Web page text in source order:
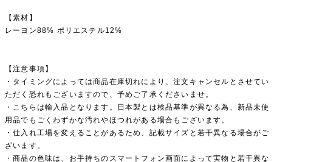
【素材】
レーヨン88% ポリエステル12%
【注意事項】
・タイミングによっては商品在庫切れにより、注文キャンセルとさせてい
ただく恐れもございますので、予めご了承くださいませ。
・こちらは輸入品となります。日本製とは検品基準が異なる為、新品未使
用品でもごくわずかな汚れやほつれがある場合もございます。
・仕入れ工場を変えることがあるため、記載サイズと若干異なる場合がご
ざいます。
・商品の色味は、お手持ちのスマートフォン画面によって実物と若干異な